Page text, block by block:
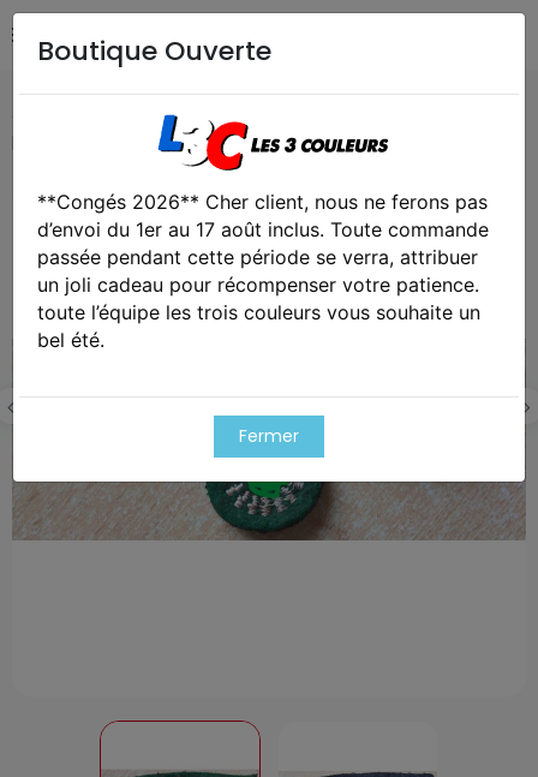
REPRODUCTIONS RECONSTITUTIONS
poitrine pour vareuse Allemande WW2
Boutique Ouverte
**Congés 2026** Cher client, nous ne ferons pas
d’envoi du 1er au 17 août inclus. Toute commande
passée pendant cette période se verra, attribuer
un joli cadeau pour récompenser votre patience.
toute l’équipe les trois couleurs vous souhaite un
bel été.
Fermer